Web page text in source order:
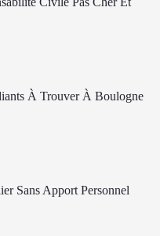
À Trouver À Boulogne
Sans Apport Personnel